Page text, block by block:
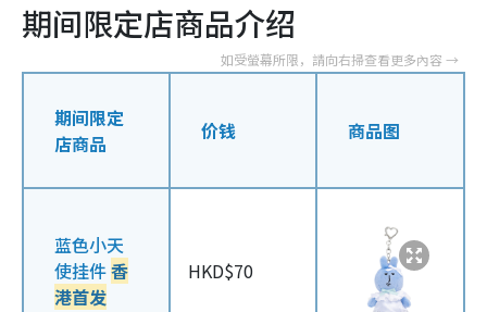
期间限定店商品介绍
期间限定
店商品
价钱 商品图
蓝色小天
使挂件香
港首发
HKD$70